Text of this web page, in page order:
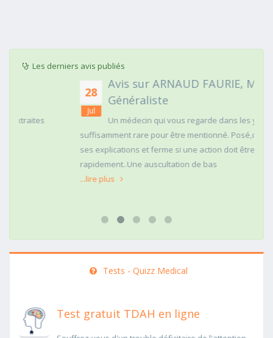
Les derniers avis publiés
Avis sur ARNAUD FAURIE, Médecin
Généraliste
Un médecin qui vous regarde dans les yeux c'est
suffisamment rare pour être mentionné. Posé,clair dans
ses explications et ferme si une action doit être menée
rapidement..Une auscultation de bas
Tests - Quizz Medical
Test gratuit TDAH en ligne